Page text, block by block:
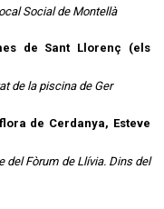
Social de Montellà
de Sant Llorenç (els
de la piscina de Ger
de Cerdanya, Esteve
del Fòrum de Llívia. Dins del